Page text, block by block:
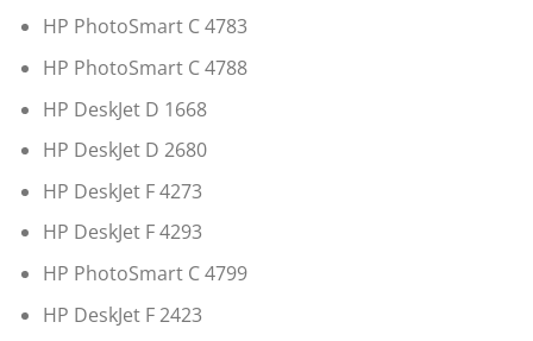
HP PhotoSmart C 4783
HP PhotoSmart C 4788
HP DeskJet D 1668
HP DeskJet D 2680
HP DeskJet F 4273
HP DeskJet F 4293
HP PhotoSmart C 4799
HP DeskJet F 2423